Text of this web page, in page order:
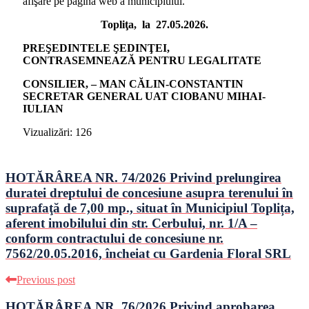
Topliţa, la 27.05.2026.
PREŞEDINTELE ŞEDINŢEI,
CONTRASEMNEAZĂ PENTRU LEGALITATE
CONSILIER, – MAN CĂLIN-CONSTANTIN
SECRETAR GENERAL UAT CIOBANU MIHAI-
IULIAN
Vizualizări: 126
HOTĂRÂREA NR. 74/2026 Privind prelungirea
duratei dreptului de concesiune asupra terenului în
suprafaţă de 7,00 mp., situat în Municipiul Toplița,
aferent imobilului din str. Cerbului, nr. 1/A –
conform contractului de concesiune nr.
7562/20.05.2016, încheiat cu Gardenia Floral SRL
Previous post